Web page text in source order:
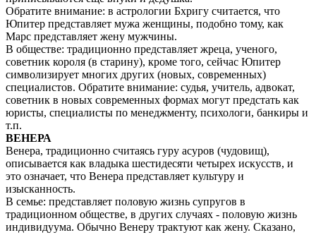
Обратите внимание: в астрологии Бхригу считается, что
Юпитер представляет мужа женщины, подобно тому, как
Марс представляет жену мужчины.
В обществе: традиционно представляет жреца, ученого,
советник короля (в старину), кроме того, сейчас Юпитер
символизирует многих других (новых, современных)
специалистов. Обратите внимание: судья, учитель, адвокат,
советник в новых современных формах могут предстать как
юристы, специалисты по менеджменту, психологи, банкиры и
т.п.
ВЕНЕРА
Венера, традиционно считаясь гуру асуров (чудовищ),
описывается как владыка шестидесяти четырех искусств, и
это означает, что Венера представляет культуру и
изысканность.
В семье: представляет половую жизнь супругов в
традиционном обществе, в других случаях - половую жизнь
индивидуума. Обычно Венеру трактуют как жену. Сказано,